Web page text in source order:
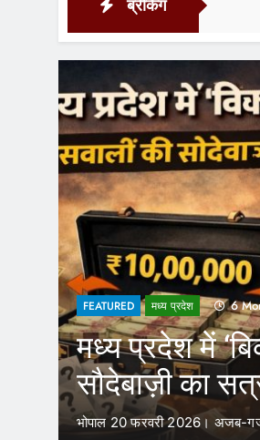
ब्रेकिंग
FEATURED 1 Year Ago
CM Yogi के
कर्मचारियों
में कर सकेंगे
परिवहन निगम में कार्यरत